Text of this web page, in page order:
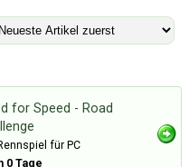
for Speed - Road
für PC
0 Tage